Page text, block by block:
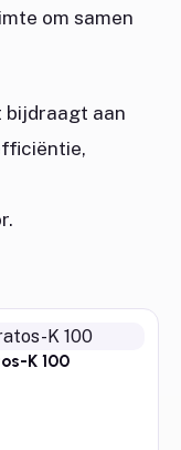
om samen
bijdraagt aan
K 100